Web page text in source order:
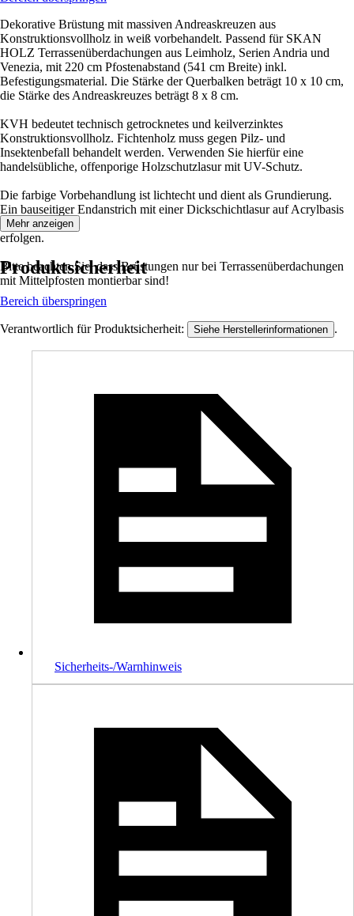
Dekorative Brüstung mit massiven Andreaskreuzen aus
Konstruktionsvollholz in weiß vorbehandelt. Passend für SKAN
HOLZ Terrassenüberdachungen aus Leimholz, Serien Andria und
Venezia, mit 220 cm Pfostenabstand (541 cm Breite) inkl.
Befestigungsmaterial. Die Stärke der Querbalken beträgt 10 x 10 cm,
die Stärke des Andreaskreuzes beträgt 8 x 8 cm.
KVH bedeutet technisch getrocknetes und keilverzinktes
Konstruktionsvollholz. Fichtenholz muss gegen Pilz- und
Insektenbefall behandelt werden. Verwenden Sie hierfür eine
handelsübliche, offenporige Holzschutzlasur mit UV-Schutz.
Die farbige Vorbehandlung ist lichtecht und dient als Grundierung.
Ein bauseitiger Endanstrich mit einer Dickschichtlasur auf Acrylbasis
muss
erfolgen.
Bitte beachten Sie, dass Brüstungen nur bei Terrassenüberdachungen
mit Mittelpfosten montierbar sind!
Mehr anzeigen
Produktsicherheit
Bereich überspringen
Verantwortlich für Produktsicherheit: Siehe Herstellerinformationen .
Sicherheits-/Warnhinweis